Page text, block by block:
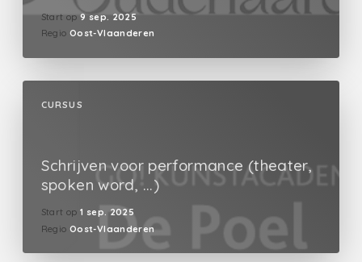
Start op 9 sep. 2025
Regio Oost-Vlaanderen
CURSUS
Schrijven voor performance (theater,
spoken word, ...)
Start op 1 sep. 2025
Regio Oost-Vlaanderen